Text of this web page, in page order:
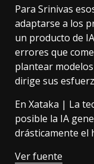
Para Srinivas
adaptarse a los
un producto de
errores que
plantear
dirige sus
En Xataka | La
posible la IA
drásticamente el
Ver fuente